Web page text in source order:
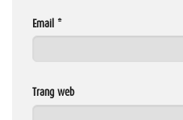
Email *
Trang web